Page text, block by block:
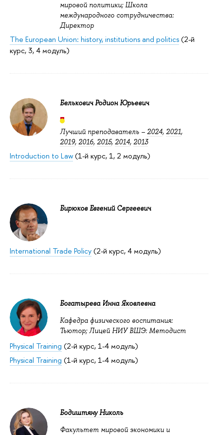
мировой политики; Школа
международного сотрудничества:
Директор
The European Union: history, institutions and politics(2-й
курс, 3, 4 модуль)
Белькович Родион Юрьевич
Лучший преподаватель – 2024, 2021,
2019, 2016, 2015, 2014, 2013
Introduction to Law(1-й курс, 1, 2 модуль)
Бирюков Евгений Сергеевич
International Trade Policy(2-й курс, 4 модуль)
Богатырева Инна Яковлевна
Кафедра физического воспитания:
Тьютор; Лицей НИУ ВШЭ: Методист
Physical Training (2-й курс, 1-4 модуль)
Physical Training (1-й курс, 1-4 модуль)
Бодиштяну Николь
Факультет мировой экономики и